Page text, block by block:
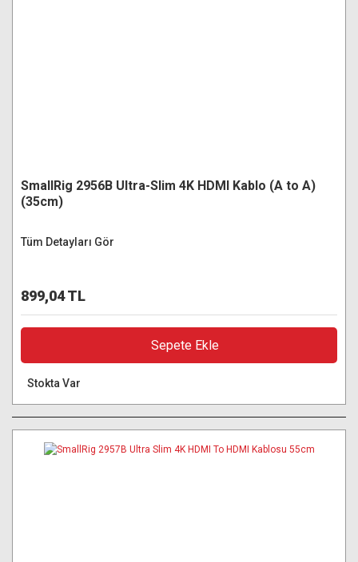
SmallRig 2956B Ultra-Slim 4K HDMI Kablo (A to A)
(35cm)
Tüm Detayları Gör
899,04 TL
Sepete Ekle
Stokta Var